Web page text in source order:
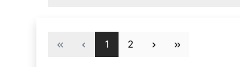
Seite
1 Seite
2